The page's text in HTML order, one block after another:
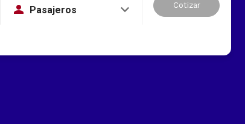
Pasajeros Cotizar